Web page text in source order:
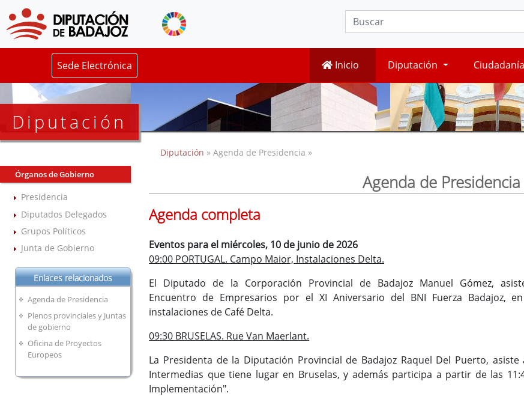
Sede Electrónica Inicio Diputación Ciudadanía
Diputación
Órganos de Gobierno
Presidencia
Diputados Delegados
Grupos Políticos
Junta de Gobierno
Enlaces relacionados
Agenda de Presidencia
Plenos provinciales y Juntas
de gobierno
Oficina de Proyectos
Europeos
Diputación » Agenda de Presidencia »
Agenda de Presidencia
Agenda completa
Eventos para el miércoles, 10 de junio de 2026
09:00 PORTUGAL. Campo Maior, Instalaciones Delta.
El Diputado de la Corporación Provincial de Badajoz Manuel Gómez,
Encuentro de Empresarios por el XI Aniversario del BNI Fuerza Badajoz,
instalaciones de Café Delta.
09:30 BRUSELAS. Rue Van Maerlant.
La Presidenta de la Diputación Provincial de Badajoz Raquel Del Puerto,
Intermedias que tiene lugar en Bruselas, y además participa a partir de las
Implementación".